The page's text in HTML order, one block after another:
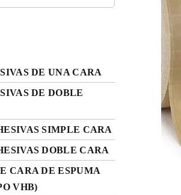
DE UNA CARA
DE DOBLE
SIMPLE CARA
DOBLE CARA
CARA DE ESPUMA
VHB)